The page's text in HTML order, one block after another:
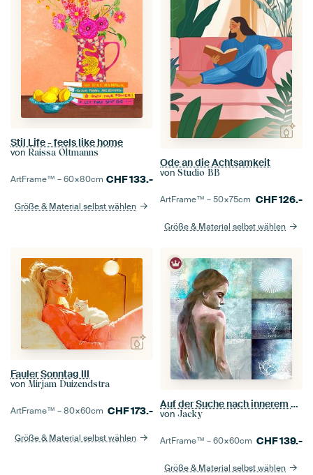
Stil Life - feels like home
von Raissa Oltmanns
ArtFrame™ –60×80cm CHF133.-
Größe & Material selbst wählen
Ode an die Achtsamkeit
von Studio BB
ArtFrame™ –50×75cm CHF126.-
Größe & Material selbst wählen
Fauler Sonntag III
von Mirjam Duizendstra
ArtFrame™ –80×60cm CHF173.-
Größe & Material selbst wählen
Auf der Suche nach innerem Frieden
von Jacky
ArtFrame™ –60×60cm CHF139.-
Größe & Material selbst wählen